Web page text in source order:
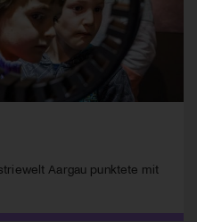
Aargau punktete mit